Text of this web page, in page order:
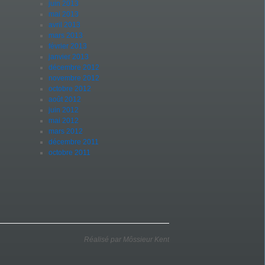
juin 2013
mai 2013
avril 2013
mars 2013
février 2013
janvier 2013
décembre 2012
novembre 2012
octobre 2012
août 2012
juin 2012
mai 2012
mars 2012
décembre 2011
octobre 2011
Réalisé par Môssieur Kent